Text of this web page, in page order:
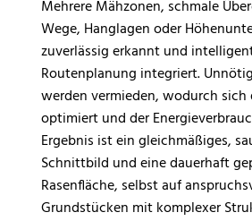
Mehrere Mähzonen, schmale
Wege, Hanglagen oder
zuverlässig erkannt und
Routenplanung integriert.
werden vermieden, wodurch
optimiert und der
Ergebnis ist ein gleichmäßiges,
Schnittbild und eine dauerhaft
Rasenfläche, selbst auf
Grundstücken mit komplexer